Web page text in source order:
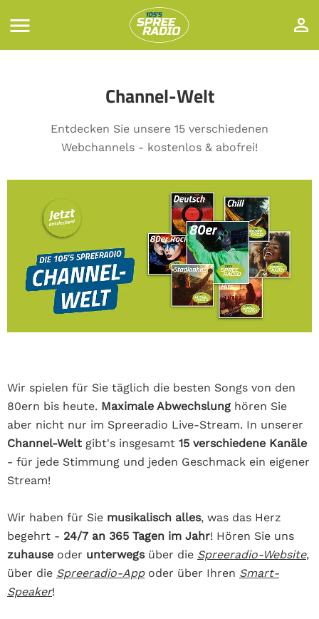
Channel-Welt
Entdecken Sie unsere 15 verschiedenen
Webchannels - kostenlos & abofrei!
Wir spielen für Sie täglich die besten Songs von den
80ern bis heute. Maximale Abwechslunghören Sie
aber nicht nur im Spreeradio Live-Stream. In unserer
Channel-Welt gibt's insgesamt 15 verschiedene Kanäle
- für jede Stimmung und jeden Geschmack ein eigener
Stream!
Wir haben für Sie musikalisch alles, was das Herz
begehrt - 24/7 an 365 Tagen im Jahr! Hören Sie uns
zuhause oder unterwegsüber die Spreeradio-Website,
über die Spreeradio-Appoder über Ihren Smart-
Speaker!